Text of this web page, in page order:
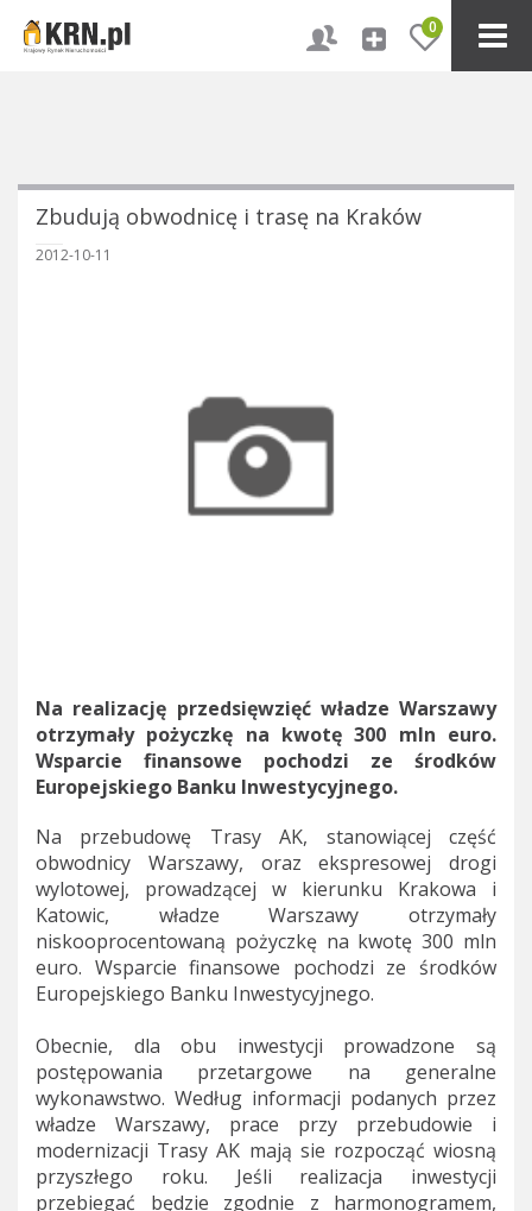
0
Zbudują obwodnicę i trasę na Kraków
2012-10-11
Na realizację przedsięwzięć władze Warszawy
otrzymały pożyczkę na kwotę 300 mln euro.
Wsparcie finansowe pochodzi ze środków
Europejskiego Banku Inwestycyjnego.
Na przebudowę Trasy AK, stanowiącej część
obwodnicy Warszawy, oraz ekspresowej drogi
wylotowej, prowadzącej w kierunku Krakowa i
Katowic, władze Warszawy otrzymały
niskooprocentowaną pożyczkę na kwotę 300 mln
euro. Wsparcie finansowe pochodzi ze środków
Europejskiego Banku Inwestycyjnego.
Obecnie, dla obu inwestycji prowadzone są
postępowania przetargowe na generalne
wykonawstwo. Według informacji podanych przez
władze Warszawy, prace przy przebudowie i
modernizacji Trasy AK mają sie rozpocząć wiosną
przyszłego roku. Jeśli realizacja inwestycji
przebiegać będzie zgodnie z harmonogramem,